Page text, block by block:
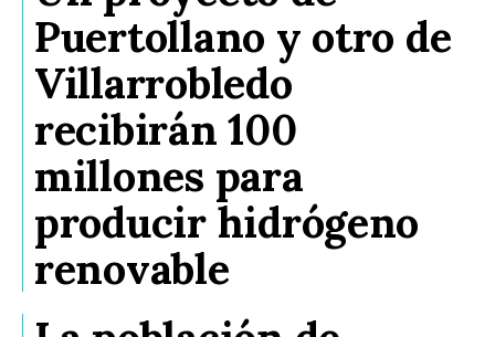
Puertollano y otro de
Villarrobledo
recibirán 100
millones para
producir hidrógeno
renovable